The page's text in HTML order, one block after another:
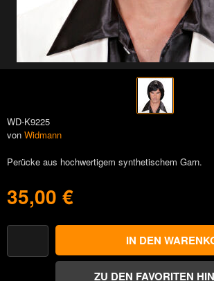
WD-K9225
von Widmann
Perücke aus hochwertigem synthetischem Garn.
35,00 €